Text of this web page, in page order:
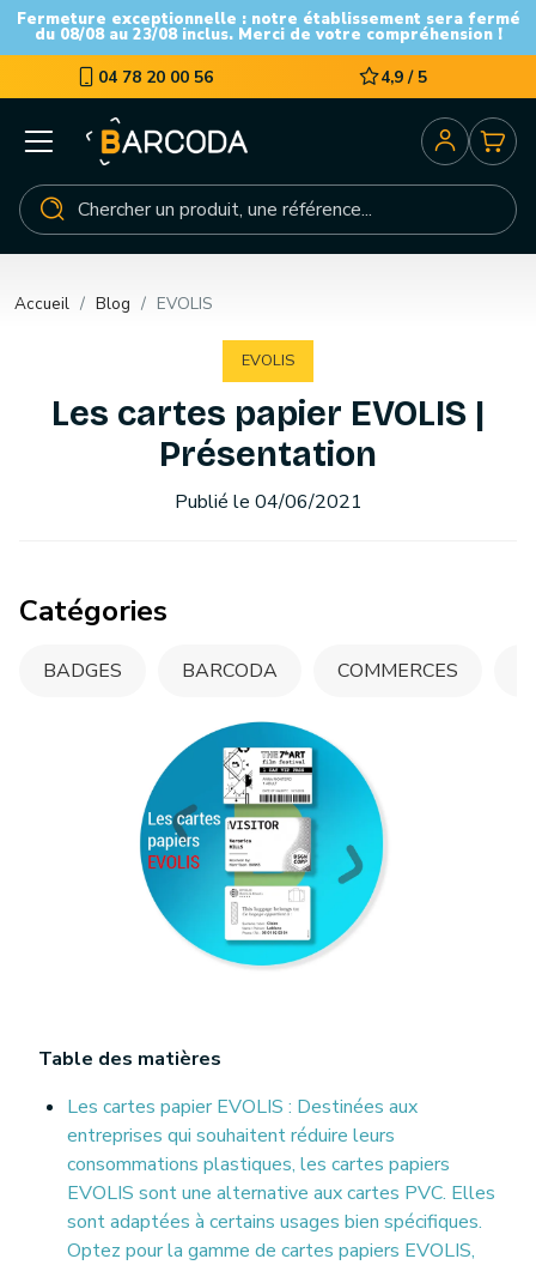
Fermeture exceptionnelle : notre établissement sera fermé
du 08/08 au 23/08 inclus. Merci de votre compréhension !
04 78 20 00 56 4,9 / 5
Accueil Blog EVOLIS
EVOLIS
Les cartes papier EVOLIS |
Présentation
Publié le 04/06/2021
Table des matières
Les cartes papier EVOLIS : Destinées aux
entreprises qui souhaitent réduire leurs
consommations plastiques, les cartes papiers
EVOLIS sont une alternative aux cartes PVC. Elles
sont adaptées à certains usages bien spécifiques.
Optez pour la gamme de cartes papiers EVOLIS,
Catégories
BADGES BARCODA COMMERCES